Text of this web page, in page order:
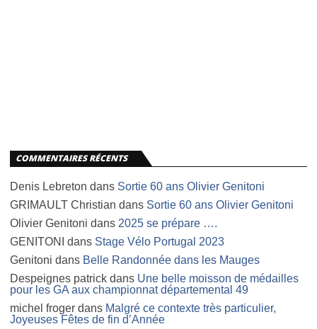
COMMENTAIRES RÉCENTS
Denis Lebreton dans Sortie 60 ans Olivier Genitoni
GRIMAULT Christian dans Sortie 60 ans Olivier Genitoni
Olivier Genitoni dans 2025 se prépare ….
GENITONI
dans Stage Vélo Portugal 2023
Genitoni dans Belle Randonnée dans les Mauges
Despeignes patrick dans Une belle moisson de médailles
pour les GA aux championnat départemental 49
michel froger dans Malgré ce contexte très particulier,
Joyeuses Fêtes de fin d’Année